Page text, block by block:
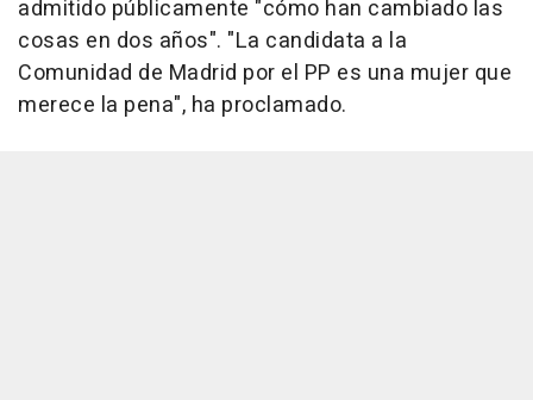
admitido públicamente "cómo han cambiado las
cosas en dos años". "La candidata a la
Comunidad de Madrid por el PP es una mujer que
merece la pena", ha proclamado.